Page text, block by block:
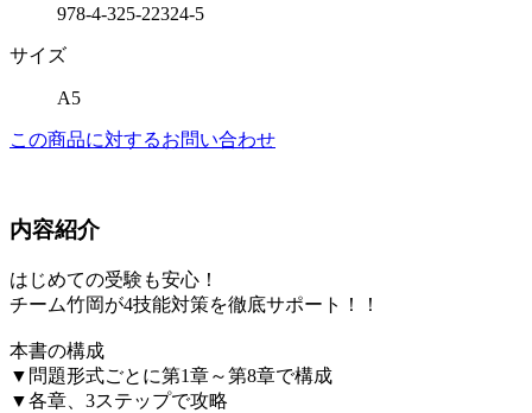
978-4-325-22324-5
サイズ
A5
この商品に対するお問い合わせ
内容紹介
はじめての受験も安心！
チーム竹岡が4技能対策を徹底サポート！！
本書の構成
▼問題形式ごとに第1章～第8章で構成
▼各章、3ステップで攻略